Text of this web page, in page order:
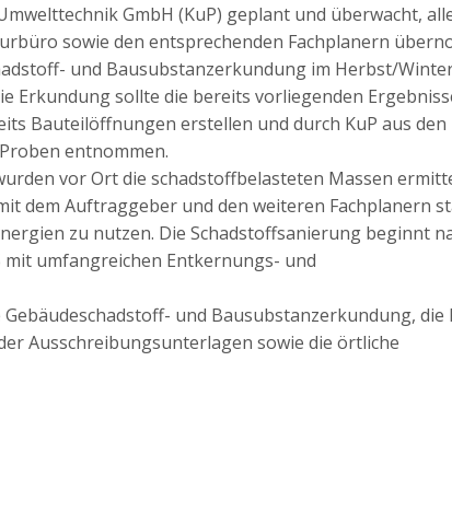
GmbH (KuP) geplant und überwacht,
sowie den entsprechenden Fachplanern
und Bausubstanzerkundung im Herbst/
Erkundung sollte die bereits vorliegenden
Bauteilöffnungen erstellen und durch KuP aus den
entnommen.
vor Ort die schadstoffbelasteten Massen
dem Auftraggeber und den weiteren Fachplanern
zu nutzen. Die Schadstoffsanierung beginnt
umfangreichen Entkernungs- und
und Bausubstanzerkundung, die
Ausschreibungsunterlagen sowie die örtliche